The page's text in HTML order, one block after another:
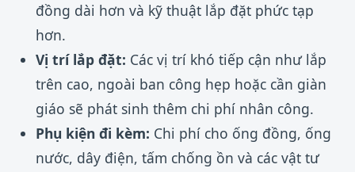
đồng dài hơn và kỹ thuật lắp đặt phức tạp
hơn.
Vị trí lắp đặt: Các vị trí khó tiếp cận như lắp
trên cao, ngoài ban công hẹp hoặc cần giàn
giáo sẽ phát sinh thêm chi phí nhân công.
Phụ kiện đi kèm: Chi phí cho ống đồng, ống
nước, dây điện, tấm chống ồn và các vật tư